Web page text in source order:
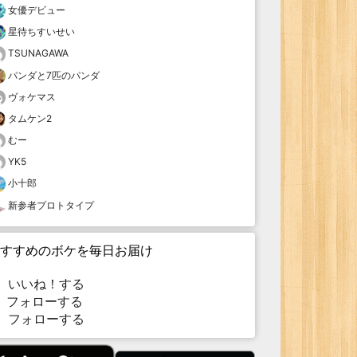
女優デビュー
星待ちすいせい
TSUNAGAWA
パンダと7匹のパンダ
ヴォケマス
タムケン2
むー
YK5
小十郎
新参者プロトタイプ
すめのボケを毎日お届け
いいね！する
ォローする
フォローする